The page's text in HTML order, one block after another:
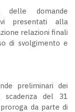
delle domande
presentati alla
relazioni finali
di svolgimento e
preliminari dei
scadenza del 31
da parte di